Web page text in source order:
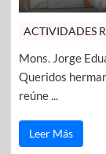
ACTIVIDADES
Mons. Jorge
Queridos
reúne ...
Leer Más